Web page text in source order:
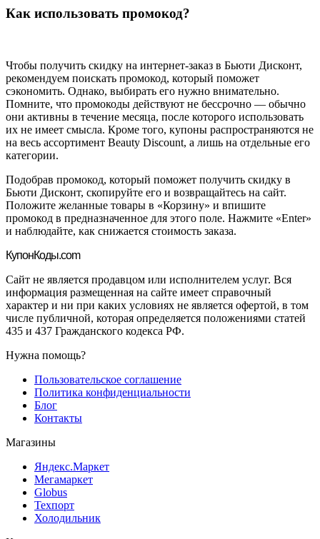
Как использовать промокод?
Чтобы получить скидку на интернет-заказ в Бьюти Дисконт,
рекомендуем поискать промокод, который поможет
сэкономить. Однако, выбирать его нужно внимательно.
Помните, что промокоды действуют не бессрочно — обычно
они активны в течение месяца, после которого использовать
их не имеет смысла. Кроме того, купоны распространяются не
на весь ассортимент Beauty Discount, а лишь на отдельные его
категории.
Подобрав промокод, который поможет получить скидку в
Бьюти Дисконт, скопируйте его и возвращайтесь на сайт.
Положите желанные товары в «Корзину» и впишите
промокод в предназначенное для этого поле. Нажмите «Enter»
и наблюдайте, как снижается стоимость заказа.
КупонКоды.com
Сайт не является продавцом или исполнителем услуг. Вся
информация размещенная на сайте имеет справочный
характер и ни при каких условиях не является офертой, в том
числе публичной, которая определяется положениями статей
435 и 437 Гражданского кодекса РФ.
Нужна помощь?
Пользовательское соглашение
Политика конфиденциальности
Блог
Контакты
Магазины
Яндекс.Маркет
Мегамаркет
Globus
Техпорт
Холодильник